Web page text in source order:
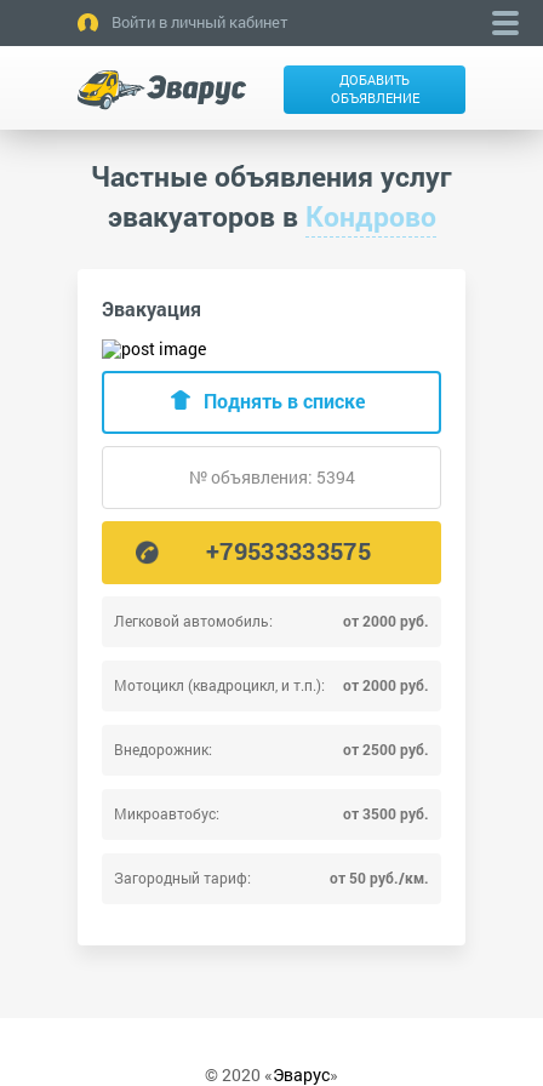
Войти в личный кабинет
ДОБАВИТЬ
ОБЪЯВЛЕНИЕ
Частные объявления услуг
эвакуаторов в Кондрово
Эвакуация
Легковой автомобиль: от 2000 руб.
Мотоцикл (квадроцикл, и т.п.): от 2000 руб.
Внедорожник: от 2500 руб.
Микроавтобус: от 3500 руб.
Загородный тариф: от 50 руб./км.
Поднять в списке
№ объявления: 5394
+79533333575
© 2020 «Эварус»